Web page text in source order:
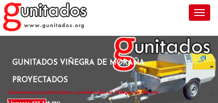
GUNITADOS VIÑEGRA DE MORAÑA
PROYECTADOS
Gunitamos para particulares y profesionales en Viñegra de Moraña .